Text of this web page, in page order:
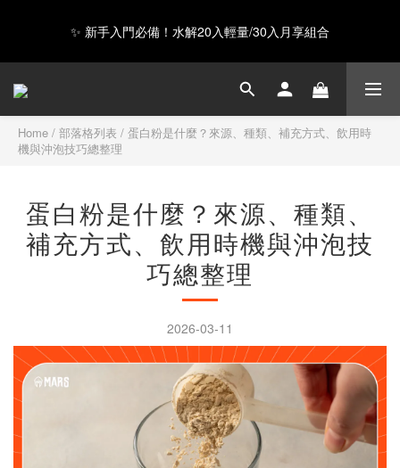
GAIA 超級蛋白全新上市，給你超級力量 ❤️
✨ 新手入門必備！水解20入輕量/30入月享組合
Happy Father's Day！指定商品輸入【LUVDAD】現享88折！點我
下單爸爸的高蛋白💕
GAIA 超級蛋白全新上市，給你超級力量 ❤️
Home / 部落格列表 / 蛋白粉是什麼？來源、種類、補充方式、飲用時
機與沖泡技巧總整理
蛋白粉是什麼？來源、種類、
補充方式、飲用時機與沖泡技
巧總整理
2026-03-11